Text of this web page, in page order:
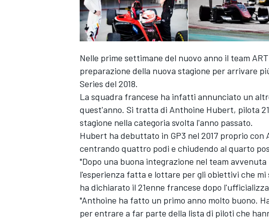
MONOPOSTO
Nelle prime settimane del nuovo anno il team
preparazione della nuova stagione per arrivare
Series del 2018.
La squadra francese ha infatti annunciato un
quest'anno. Si tratta di Anthoine Hubert, pilota
stagione nella categoria svolta l'anno passato.
Hubert ha debuttato in GP3 nel 2017 proprio con
centrando quattro podi e chiudendo al quarto
"Dopo una buona integrazione nel team
l'esperienza fatta e lottare per gli obiettivi che mi
ha dichiarato il 21enne francese dopo
"Anthoine ha fatto un primo anno molto buono.
per entrare a far parte della lista di piloti che